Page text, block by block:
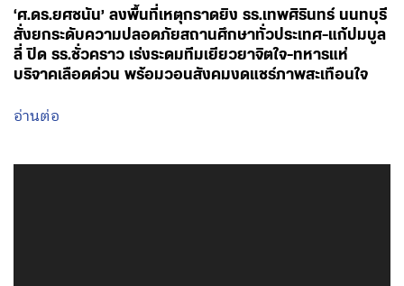
‘ศ.ดร.ยศชนัน’ ลงพื้นที่เหตุกราดยิง รร.เทพศิรินทร์ นนทบุรี
สั่งยกระดับความปลอดภัยสถานศึกษาทั่วประเทศ-แก้ปมบูล
ลี่ ปิด รร.ชั่วคราว เร่งระดมทีมเยียวยาจิตใจ-ทหารแห่
บริจาคเลือดด่วน พร้อมวอนสังคมงดแชร์ภาพสะเทือนใจ
อ่านต่อ